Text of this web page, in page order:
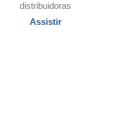
distribuidoras
Assistir